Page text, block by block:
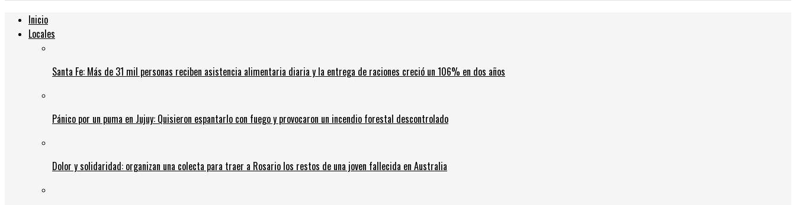
Inicio
Locales
Santa Fe: Más de 31 mil personas reciben asistencia alimentaria diaria y la entrega de raciones creció un 106% en dos años
Pánico por un puma en Jujuy: Quisieron espantarlo con fuego y provocaron un incendio forestal descontrolado
Dolor y solidaridad: organizan una colecta para traer a Rosario los restos de una joven fallecida en Australia